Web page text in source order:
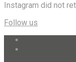
Instagram did not
Follow us